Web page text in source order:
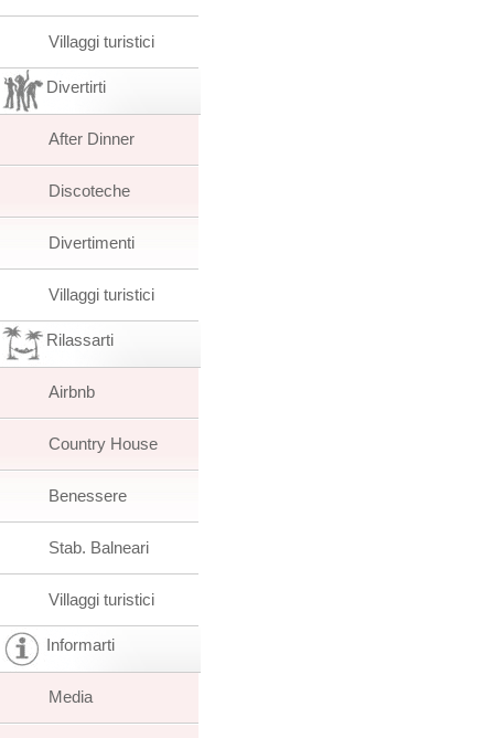
Villaggi turistici
Divertirti
After Dinner
Discoteche
Divertimenti
Villaggi turistici
Rilassarti
Airbnb
Country House
Benessere
Stab. Balneari
Villaggi turistici
Informarti
Media